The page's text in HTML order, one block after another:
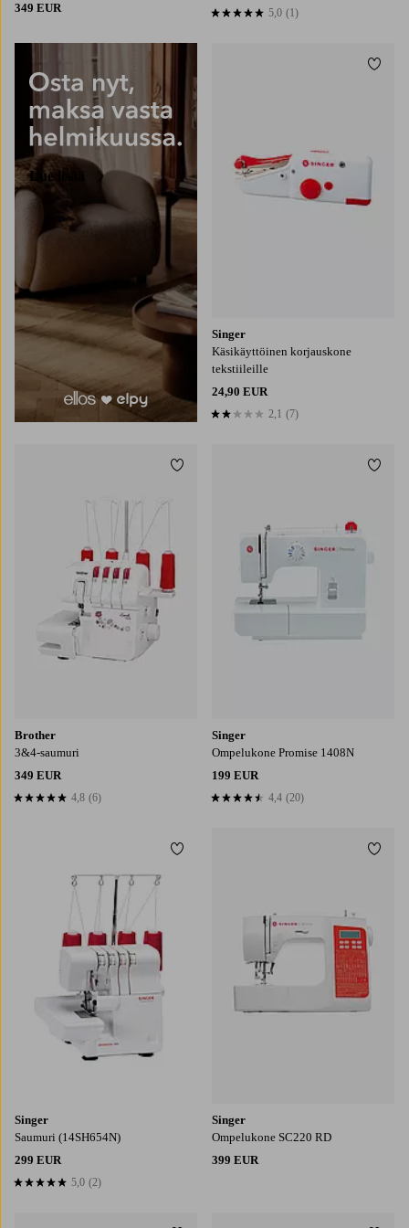
349 EUR
5,0 perustuen 1 arvosanaan
5,0 (1)
Lue lisää
Singer
Käsikäyttöinen korjauskone
tekstiileille
24,90 EUR
2,1 perustuen 7 arvosanaan
2,1 (7)
Brother
3&4-saumuri
349 EUR
4,8 perustuen 6 arvosanaan
4,8 (6)
Lisää suosikkeihin
Singer
Ompelukone Promise 1408N
199 EUR
4,4 perustuen 20 arvosanaan
4,4 (20)
Singer
Saumuri (14SH654N)
299 EUR
5,0 perustuen 2 arvosanaan
5,0 (2)
Lisää suosikkeihin
Singer
Ompelukone SC220 RD
399 EUR